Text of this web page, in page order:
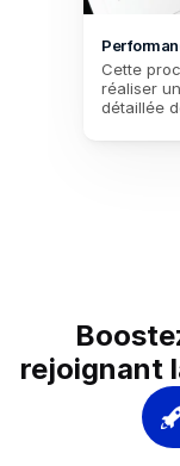
Cette
réaliser
détaillée
ventes
rejoignant